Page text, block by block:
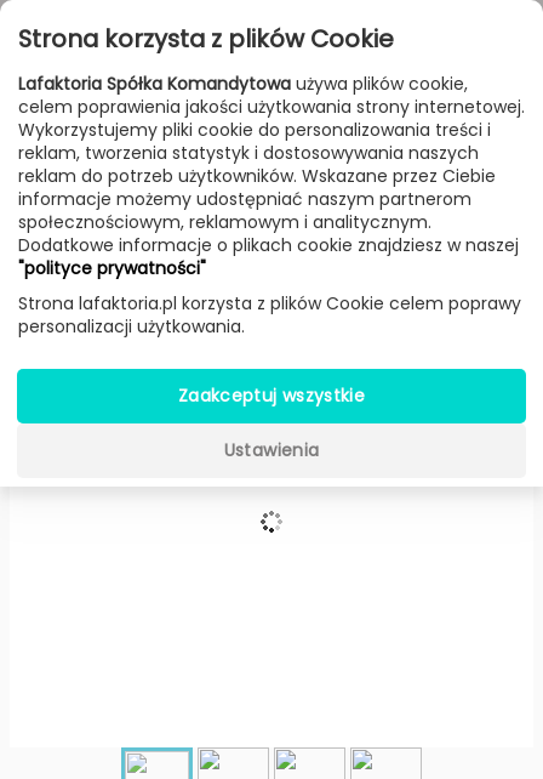
Przejdź do treści
FILTROWANIE & SORTOWANIE
Lampy Producenci Olev Produkt
Cylinder plafon (Rdzawy) -Olev
Strona korzysta z plików Cookie
Lafaktoria Spółka Komandytowa używa plików cookie,
celem poprawienia jakości użytkowania strony internetowej.
Wykorzystujemy pliki cookie do personalizowania treści i
reklam, tworzenia statystyk i dostosowywania naszych
reklam do potrzeb użytkowników. Wskazane przez Ciebie
informacje możemy udostępniać naszym partnerom
społecznościowym, reklamowym i analitycznym.
Dodatkowe informacje o plikach cookie znajdziesz w naszej
"polityce prywatności"
Strona lafaktoria.pl korzysta z plików Cookie celem poprawy
personalizacji użytkowania.
Zaakceptuj wszystkie
Ustawienia